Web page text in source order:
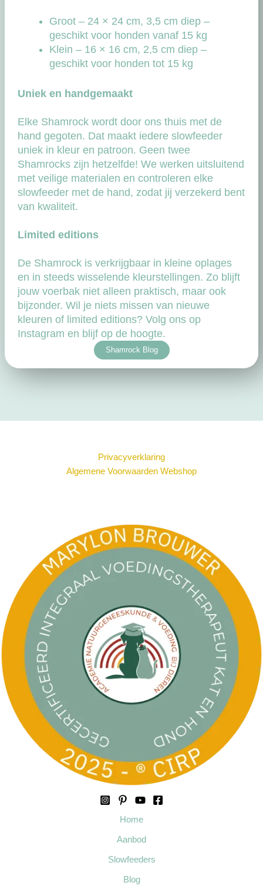
Groot – 24 × 24 cm, 3,5 cm diep –
geschikt voor honden vanaf 15 kg
Klein – 16 × 16 cm, 2,5 cm diep –
geschikt voor honden tot 15 kg
Uniek en handgemaakt
Elke Shamrock wordt door ons thuis met de
hand gegoten. Dat maakt iedere slowfeeder
uniek in kleur en patroon. Geen twee
Shamrocks zijn hetzelfde! We werken uitsluitend
met veilige materialen en controleren elke
slowfeeder met de hand, zodat jij verzekerd bent
van kwaliteit.
Limited editions
De Shamrock is verkrijgbaar in kleine oplages
en in steeds wisselende kleurstellingen. Zo blijft
jouw voerbak niet alleen praktisch, maar ook
bijzonder. Wil je niets missen van nieuwe
kleuren of limited editions? Volg ons op
Instagram en blijf op de hoogte.
Shamrock Blog
Privacyverklaring
Algemene Voorwaarden Webshop
Home
Aanbod
Slowfeeders
Blog